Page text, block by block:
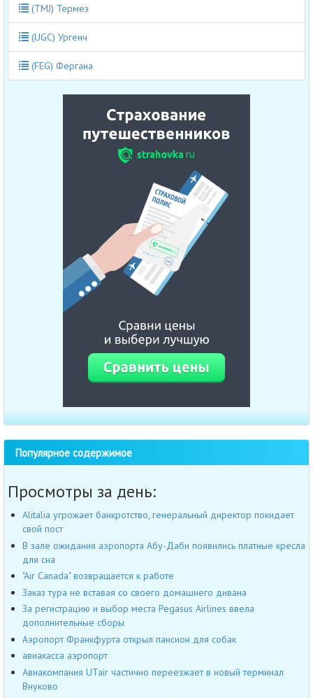
(TMJ) Термез
(UGC) Ургенч
(FEG) Фергана
Популярное содержимое
Просмотры за день:
Alitalia угрожает банкротство, генеральный директор покидает
свой пост
В зале ожидания аэропорта Абу-Даби появились платные кресла
для сна
"Air Canada" возвращается к работе
Заказ тура не вставая со своего домашнего дивана
За регистрацию и выбор места Pegasus Airlines ввела
дополнительные сборы
Аэропорт Франкфурта открыл пансион для собак
авиакасса аэропорт
Авиакомпания UTair частично переезжает в новый терминал
Внуково